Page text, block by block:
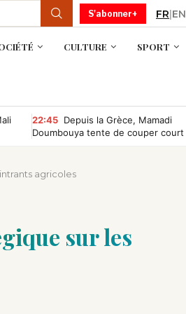
S'abonner+ FR|EN
CULTURE SPORT
22:45 Depuis la Grèce, Mamadi
Doumbouya tente de couper court
agricoles
sur les